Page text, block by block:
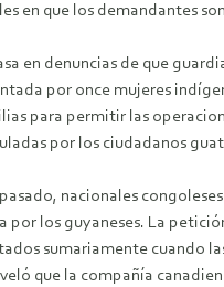
en que los demandantes
en denuncias de que
por once mujeres
para permitir las
por los ciudadanos
nacionales
por los guyaneses. La
sumariamente cuando
que la compañía